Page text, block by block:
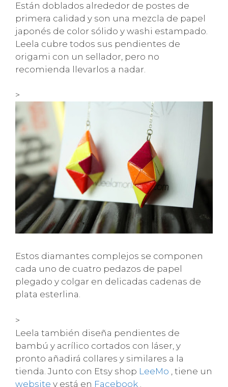
Están doblados alrededor de postes de
primera calidad y son una mezcla de papel
japonés de color sólido y washi estampado.
Leela cubre todos sus pendientes de
origami con un sellador, pero no
recomienda llevarlos a nadar.
>
Estos diamantes complejos se componen
cada uno de cuatro pedazos de papel
plegado y colgar en delicadas cadenas de
plata esterlina.
>
Leela también diseña pendientes de
bambú y acrílico cortados con láser, y
pronto añadirá collares y similares a la
tienda. Junto con Etsy shop LeeMo , tiene un
website y está en Facebook